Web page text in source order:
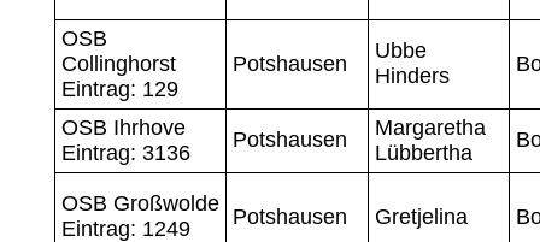
OSB
Collinghorst
Eintrag: 129
Potshausen
Ubbe
Hinders
OSB Ihrhove
Eintrag: 3136
Potshausen
Margaretha
Lübbertha
OSB Großwolde
Eintrag: 1249
Potshausen Gretjelina